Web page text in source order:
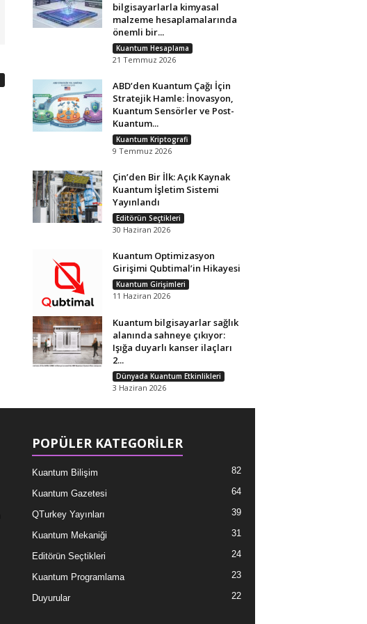
bilgisayarlarla kimyasal
malzeme hesaplamalarında
önemli bir...
Kuantum Hesaplama
21 Temmuz 2026
ABD’den Kuantum Çağı İçin
Stratejik Hamle: İnovasyon,
Kuantum Sensörler ve Post-
Kuantum...
Kuantum Kriptografi
9 Temmuz 2026
Çin’den Bir İlk: Açık Kaynak
Kuantum İşletim Sistemi
Yayınlandı
Editörün Seçtikleri
30 Haziran 2026
Kuantum Optimizasyon
Girişimi Qubtimal’in Hikayesi
Kuantum Girişimleri
11 Haziran 2026
Kuantum bilgisayarlar sağlık
alanında sahneye çıkıyor:
Işığa duyarlı kanser ilaçları
2...
Dünyada Kuantum Etkinlikleri
3 Haziran 2026
POPÜLER KATEGORİLER
Kuantum Bilişim 82
Kuantum Gazetesi 64
QTurkey Yayınları 39
Kuantum Mekaniği 31
Editörün Seçtikleri 24
Kuantum Programlama 23
Duyurular 22